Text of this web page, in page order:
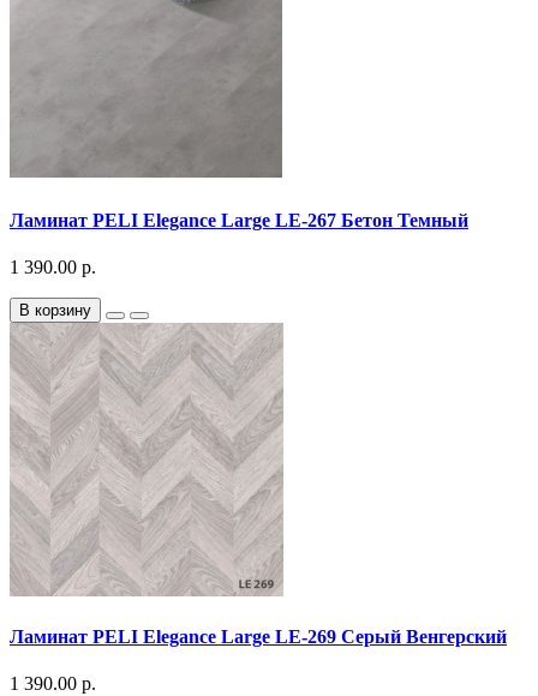
Ламинат PELI Elegance Large LE-267 Бетон Темный
1 390.00 р.
В корзину
Ламинат PELI Elegance Large LE-269 Серый Венгерский
1 390.00 р.